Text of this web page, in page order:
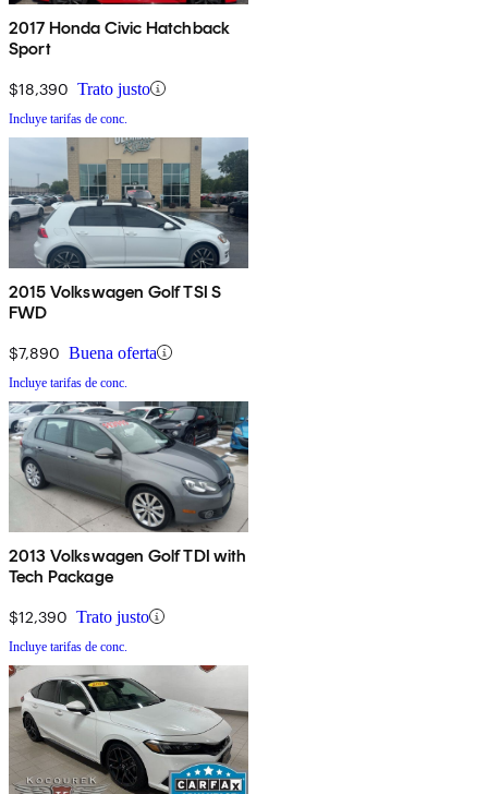
2017 Honda Civic Hatchback
Sport
$18,390 Trato justo
Incluye tarifas de conc.
2015 Volkswagen Golf TSI S
FWD
$7,890 Buena oferta
Incluye tarifas de conc.
2013 Volkswagen Golf TDI with
Tech Package
$12,390 Trato justo
Incluye tarifas de conc.